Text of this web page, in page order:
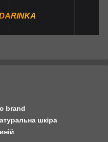
brand
шкіра